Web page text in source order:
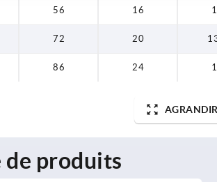
56 16
72 20
86 24
de produits